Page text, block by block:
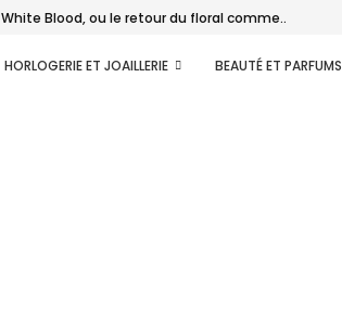
White Blood, ou le retour du floral comme...
HORLOGERIE ET JOAILLERIE BEAUTÉ ET PARFUMS